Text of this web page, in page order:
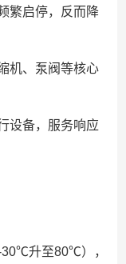
繁启停，反而降
机、泵阀等核心
设备，服务响应
30℃升至80℃），